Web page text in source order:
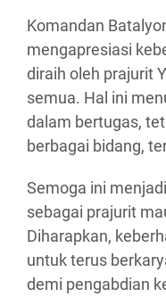
Komandan
mengapresiasi
diraih oleh prajurit
semua. Hal ini
dalam bertugas,
berbagai bidang,
Semoga ini
sebagai prajurit
Diharapkan,
untuk terus
demi pengabdian